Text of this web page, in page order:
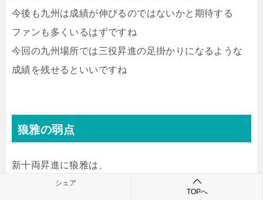
今後も九州は成績が伸びるのではないかと期待する
ファンも多くいるはずですね
今回の九州場所では三役昇進の足掛かりになるような
成績を残せるといいですね
狼雅の弱点
新十両昇進に狼雅は、
「もっと気持ちが強ければ」と悔しさが募った。
シェア
TOPへ